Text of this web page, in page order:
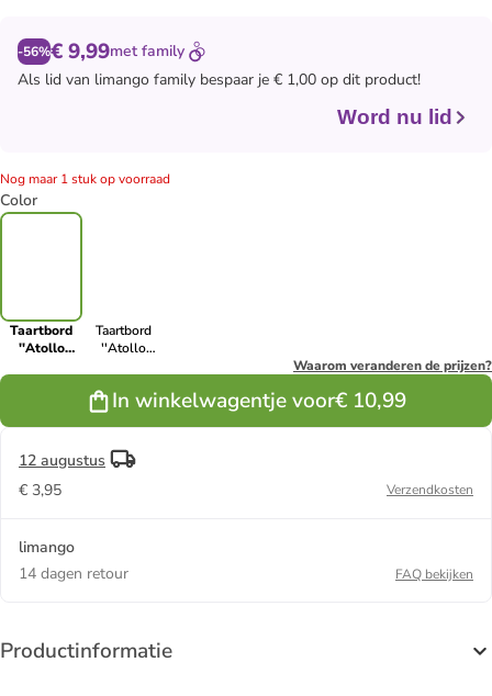
-56%€ 9,99met family
Als lid van limango family bespaar je € 1,00 op dit product!
Word nu lid
Nog maar 1 stuk op voorraad
Color
Taartbord
''Atollo
meerkleurig
Taartbord
''Atollo
Ø 31 cm
Waarom veranderen de prijzen?
In winkelwagentje voor€ 10,99
12 augustus
€ 3,95
Verzendkosten
limango
14 dagen retour
FAQ bekijken
Productinformatie